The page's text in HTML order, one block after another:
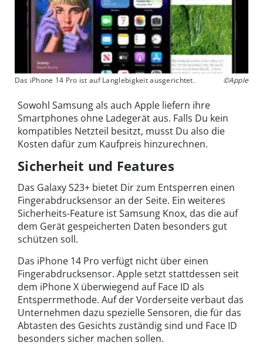
Das iPhone 14 Pro ist auf Langlebigkeit ausgerichtet. ©Apple
Sowohl Samsung als auch Apple liefern ihre
Smartphones ohne Ladegerät aus. Falls Du kein
kompatibles Netzteil besitzt, musst Du also die
Kosten dafür zum Kaufpreis hinzurechnen.
Sicherheit und Features
Das Galaxy S23+ bietet Dir zum Entsperren einen
Fingerabdrucksensor an der Seite. Ein weiteres
Sicherheits-Feature ist Samsung Knox, das die auf
dem Gerät gespeicherten Daten besonders gut
schützen soll.
Das iPhone 14 Pro verfügt nicht über einen
Fingerabdrucksensor. Apple setzt stattdessen seit
dem iPhone X überwiegend auf Face ID als
Entsperrmethode. Auf der Vorderseite verbaut das
Unternehmen dazu spezielle Sensoren, die für das
Abtasten des Gesichts zuständig sind und Face ID
besonders sicher machen sollen.